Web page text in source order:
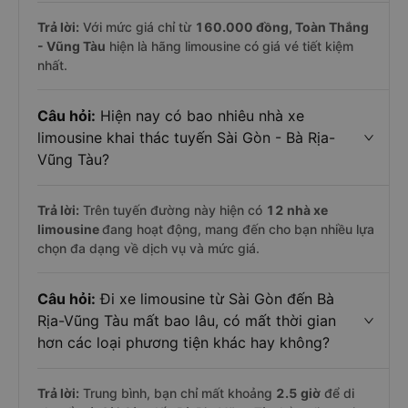
Trả lời: Với mức giá chỉ từ 160.000 đồng, Toàn Thắng
- Vũng Tàu hiện là hãng limousine có giá vé tiết kiệm
nhất.
Câu hỏi: Hiện nay có bao nhiêu nhà xe
limousine khai thác tuyến Sài Gòn - Bà Rịa-
Vũng Tàu?
Trả lời: Trên tuyến đường này hiện có 12 nhà xe
limousineđang hoạt động, mang đến cho bạn nhiều lựa
chọn đa dạng về dịch vụ và mức giá.
Câu hỏi: Đi xe limousine từ Sài Gòn đến Bà
Rịa-Vũng Tàu mất bao lâu, có mất thời gian
hơn các loại phương tiện khác hay không?
Trả lời: Trung bình, bạn chỉ mất khoảng 2.5 giờ để di